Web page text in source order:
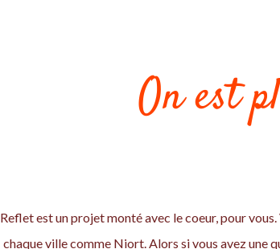
On est
Reflet est un projet monté avec le coeur, pour
chaque ville comme Niort. Alors si vous avez une